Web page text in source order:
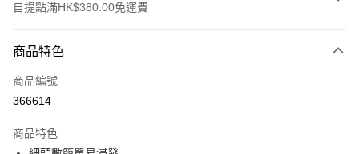
自提點滿HK$380.00免運費
信用卡
Apple Pay
AlipayHK
商品特色
商品編號
366614
商品特色